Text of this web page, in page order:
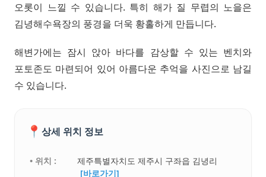
오롯이 느낄 수 있습니다. 특히 해가 질 무렵의 노을은
김녕해수욕장의 풍경을 더욱 황홀하게 만듭니다.
해변가에는 잠시 앉아 바다를 감상할 수 있는 벤치와
포토존도 마련되어 있어 아름다운 추억을 사진으로 남길
수 있습니다.
📍 상세 위치 정보
• 위치 :
제주특별자치도 제주시 구좌읍 김녕리
[바로가기]